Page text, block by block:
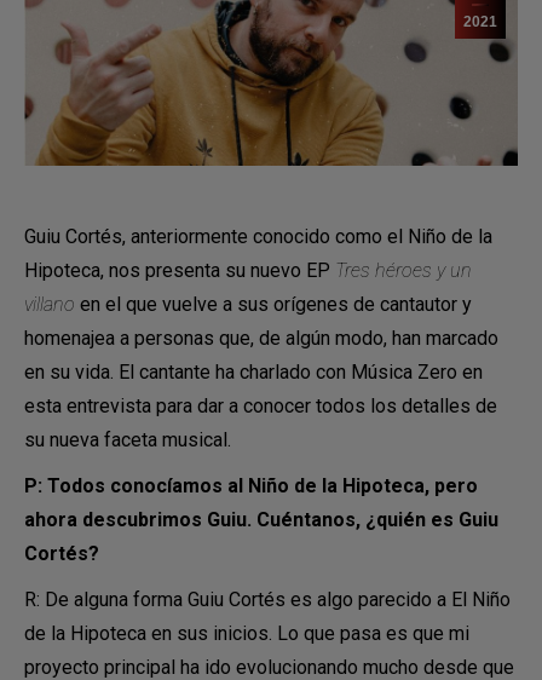
2021
Guiu Cortés, anteriormente conocido como el Niño de la
Hipoteca, nos presenta su nuevo EP Tres héroes y un
villano en el que vuelve a sus orígenes de cantautor y
homenajea a personas que, de algún modo, han marcado
en su vida. El cantante ha charlado con Música Zero en
esta entrevista para dar a conocer todos los detalles de
su nueva faceta musical.
P: Todos conocíamos al Niño de la Hipoteca, pero
ahora descubrimos Guiu. Cuéntanos, ¿quién es Guiu
Cortés?
R: De alguna forma Guiu Cortés es algo parecido a El Niño
de la Hipoteca en sus inicios. Lo que pasa es que mi
proyecto principal ha ido evolucionando mucho desde que